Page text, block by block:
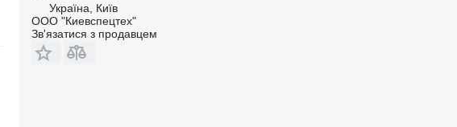
Україна, Київ
ООО "Киевспецтех"
Зв'язатися з продавцем